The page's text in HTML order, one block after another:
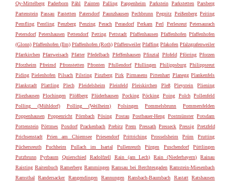
Oy-Mittelberg Paderborn Pähl Painten Palling Pappenheim Parkstein Parkstetten Parsberg
Partenstein Passau Pastetten Patersdorf Paunzhausen Pechbrunn Pegnitz Peißenberg Peiting
Pemfling Pentling Penzberg Penzing Perach Perasdorf Perkam Perl Perlesreut Petersaurach
Petersdorf Petershausen Pettendorf Petting Pettstadt Pfaffenhausen Pfaffenhofen Pfaffenhofen
(Glonn) Pfaffenhofen (Ilm) Pfaffenhofen (Roth) Pfaffenweiler Pfaffing Pfakofen Pfalzgrafenweiler
Pfarrkirchen Pfarrweisach Pfatter Pfedelbach Pfeffenhausen Pfinztal Pfofeld Pförring Pforzen
Pforzheim
Pfreimd Pfronstetten Pfronten Pfullendorf Pfullingen Philippsburg Philippsreut
Piding Pielenhofen Pilsach Pilsting Pinzberg Pirk Pirmasens Pittenhart Planegg Plankenfels
Plankstadt
Plattling Plech Pleidelsheim Pleinfeld Pleiskirchen Pleß Pleystein
Pliening
Pliezhausen
Plochingen Plößberg Plüderhausen Pocking Pöcking Poing Polch
Pollenfeld
Polling (Mühldorf)
Polling (Weilheim) Polsingen Pommelsbrunn
Pommersfelden
Poppenhausen Poppenricht Pörnbach Pösing Postau Postbauer-Heng Postmünster Potsdam
Pottenstein Pöttmes Poxdorf Prackenbach Prebitz Prem Pressath Presseck Pressig Pretzfeld
Prichsenstadt
Prien am Chiemsee Priesendorf Prittriching Prosselsheim Prüm
Prutting
Püchersreuth
Puchheim Pullach im Isartal Pullenreuth Pürgen Puschendorf
Püttlingen
Putzbrunn
Pyrbaum Quierschied Radolfzell Rain (am Lech) Rain (Niederbayern)
Rainau
Raisting Raitenbuch Ramerberg Rammingen Ramsau bei Berchtesgaden Ramstein-Miesenbach
Ramsthal
Randersacker Rangendingen Rannungen Ransbach-Baumbach Rastatt
Ratshausen